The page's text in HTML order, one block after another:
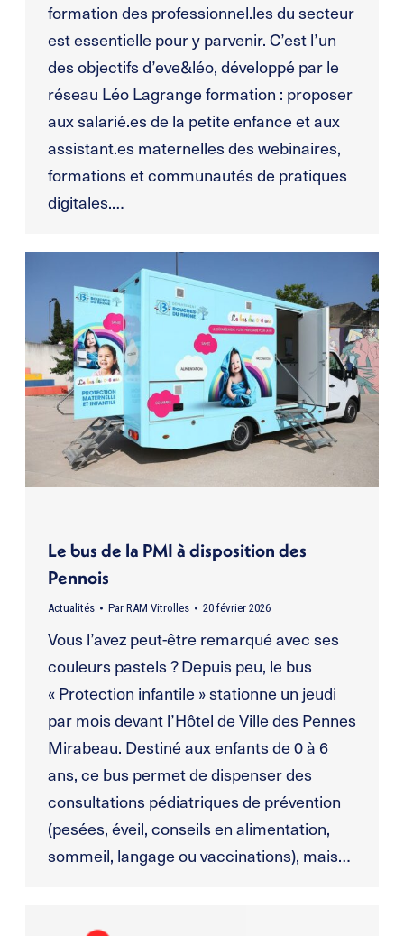
formation des professionnel.les du secteur
est essentielle pour y parvenir. C’est l’un
des objectifs d’eve&léo, développé par le
réseau Léo Lagrange formation : proposer
aux salarié.es de la petite enfance et aux
assistant.es maternelles des webinaires,
formations et communautés de pratiques
digitales.…
Le bus de la PMI à disposition des
Pennois
Actualités Par RAM Vitrolles 20 février 2026
Vous l’avez peut-être remarqué avec ses
couleurs pastels ? Depuis peu, le bus
« Protection infantile » stationne un jeudi
par mois devant l’Hôtel de Ville des Pennes
Mirabeau. Destiné aux enfants de 0 à 6
ans, ce bus permet de dispenser des
consultations pédiatriques de prévention
(pesées, éveil, conseils en alimentation,
sommeil, langage ou vaccinations), mais…